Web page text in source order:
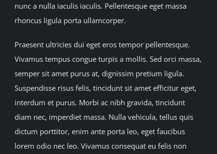
nunc a nulla iaculis iaculis. Pellentesque eget massa
rhoncus ligula porta ullamcorper.
Praesent ultricies dui eget eros tempor pellentesque.
Vivamus tempus congue turpis a mollis. Sed orci massa,
semper sit amet purus at, dignissim pretium ligula.
Suspendisse risus felis, tincidunt sit amet efficitur eget,
interdum et purus. Morbi ac nibh gravida, tincidunt
diam nec, imperdiet massa. Nulla vehicula, tellus quis
dictum porttitor, enim ante porta leo, eget faucibus
lorem odio nec leo. Vivamus consequat eu felis non